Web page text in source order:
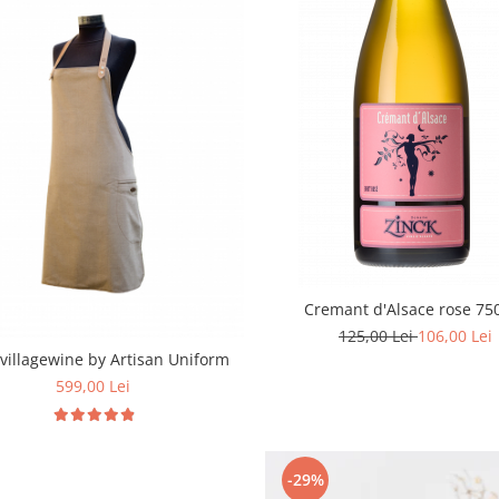
Cremant d'Alsace rose
125,00 Lei106,00 Lei
by Artisan Uniform
599,00 Lei
-29%